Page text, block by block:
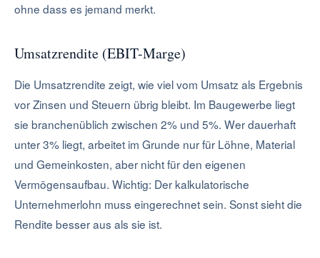
ohne dass es jemand merkt.
Umsatzrendite (EBIT-Marge)
Die Umsatzrendite zeigt, wie viel vom Umsatz als Ergebnis
vor Zinsen und Steuern übrig bleibt. Im Baugewerbe liegt
sie branchenüblich zwischen 2% und 5%. Wer dauerhaft
unter 3% liegt, arbeitet im Grunde nur für Löhne, Material
und Gemeinkosten, aber nicht für den eigenen
Vermögensaufbau. Wichtig: Der kalkulatorische
Unternehmerlohn muss eingerechnet sein. Sonst sieht die
Rendite besser aus als sie ist.